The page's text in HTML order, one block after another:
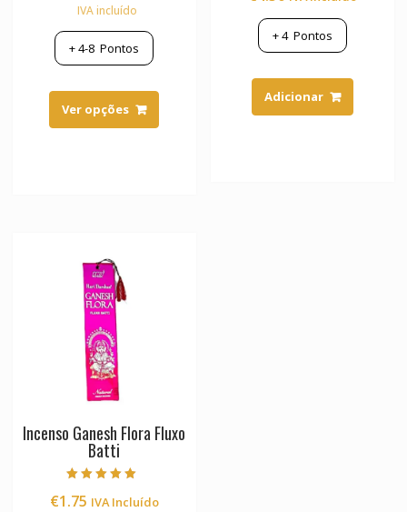
IVA incluído
+4-8 Pontos
Ver opções
has
+4Pontos
Adicionar
Incenso Ganesh Flora Fluxo
Batti
5.00
€1.75 IVA Incluído